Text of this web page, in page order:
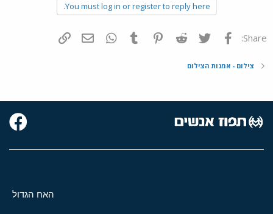
You must log in or register to reply here.
Share: פייסבוק Twitter
Reddit
Pinterest
Tumblr
WhatsAppדואר אלקטרוני
צילום - אמנות הצילום
האח הגדול